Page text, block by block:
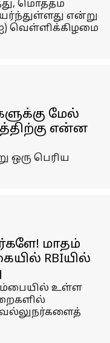
மொத்தம்
என்று
வெள்ளிக்கிழமை
மேல்
என்ன
ஒரு பெரிய
மாதம்
RBIயில்
உள்ள